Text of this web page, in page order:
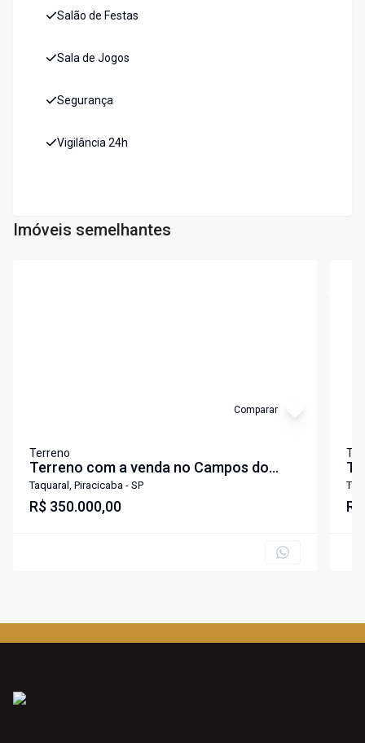
Salão de Festas
Sala de Jogos
Segurança
Vigilância 24h
Imóveis semelhantes
Comparar
Terreno
Terreno com a venda no Campos do
Conde Piracicaba
Taquaral, Piracicaba - SP
R$ 350.000,00